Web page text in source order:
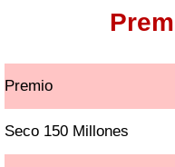
Premio
Seco 150 Millones